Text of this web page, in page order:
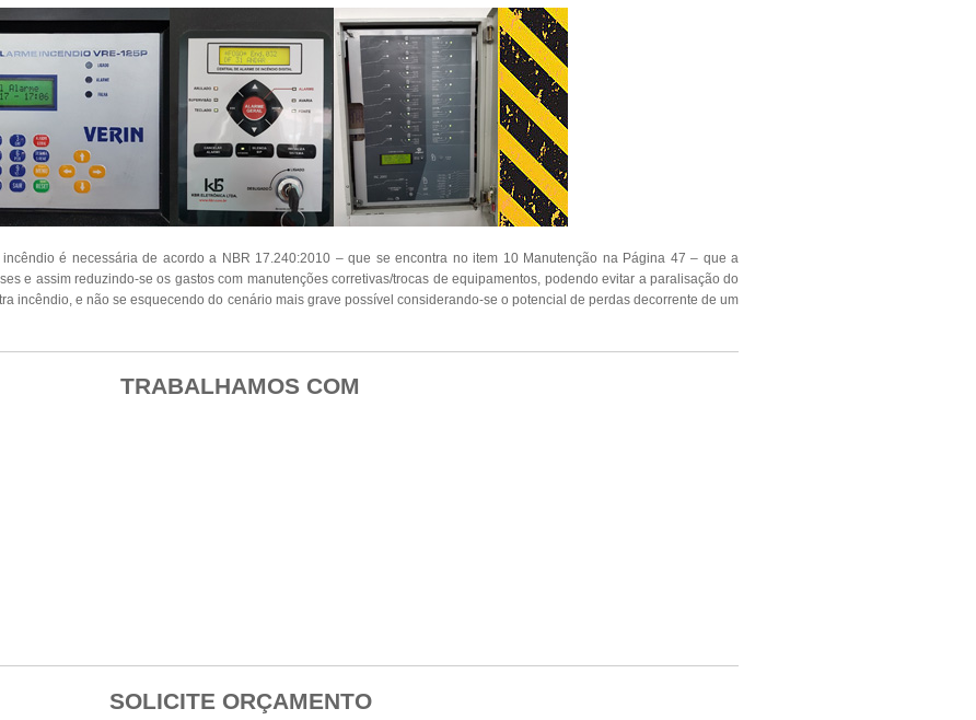
é necessária de acordo a NBR 17.240:2010 – que se encontra no item 10 Manutenção na Página 47 – que a
e assim reduzindo-se os gastos com manutenções corretivas/trocas de equipamentos, podendo evitar a paralisação do
incêndio, e não se esquecendo do cenário mais grave possível considerando-se o potencial de perdas decorrente de um
TRABALHAMOS COM
SOLICITE ORÇAMENTO